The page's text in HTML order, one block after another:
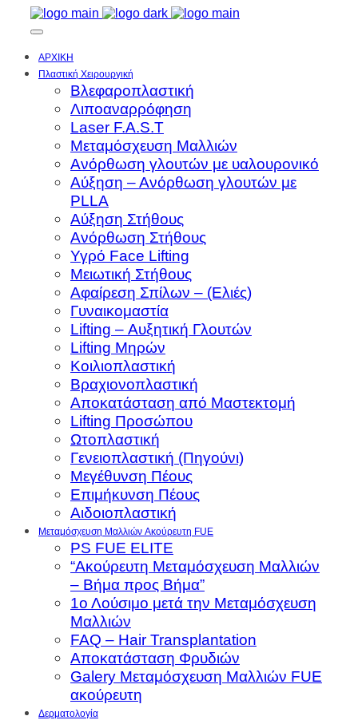
ΑΡΧΙΚΗ
Πλαστική Χειρουργική
Βλεφαροπλαστική
Λιποαναρρόφηση
Laser F.A.S.T
Μεταμόσχευση Μαλλιών
Ανόρθωση γλουτών με υαλουρονικό
Αύξηση – Ανόρθωση γλουτών με
PLLA
Αύξηση Στήθους
Ανόρθωση Στήθους
Υγρό Face Lifting
Μειωτική Στήθους
Αφαίρεση Σπίλων – (Ελιές)
Γυναικομαστία
Lifting – Αυξητική Γλουτών
Lifting Μηρών
Κοιλιοπλαστική
Βραχιονοπλαστική
Αποκατάσταση από Μαστεκτομή
Lifting Προσώπου
Ωτοπλαστική
Γενειοπλαστική (Πηγούνι)
Μεγέθυνση Πέους
Επιμήκυνση Πέους
Αιδοιοπλαστική
Μεταμόσχευση Μαλλιών Aκούρευτη FUE
PS FUE ELITE
“Ακούρευτη Μεταμόσχευση Μαλλιών
– Βήμα προς Βήμα”
1ο Λούσιμο μετά την Μεταμόσχευση
Μαλλιών
FAQ – Hair Transplantation
Αποκατάσταση Φρυδιών
Galery Μεταμόσχευση Μαλλιών FUE
ακούρευτη
Δερματολογία